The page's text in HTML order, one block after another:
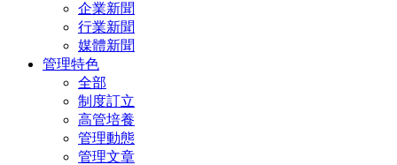
企業新聞
行業新聞
媒體新聞
管理特色
全部
制度訂立
高管培養
管理動態
管理文章